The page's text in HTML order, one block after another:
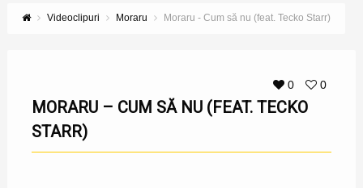
Videoclipuri Moraru Moraru - Cum să nu (feat. Tecko Starr)
0 0
MORARU – CUM SĂ NU (FEAT. TECKO
STARR)